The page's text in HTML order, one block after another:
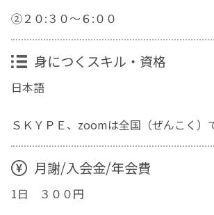
②２０:３０～６:００
身につくスキル・資格
日本語
ＳＫＹＰＥ、zoomは全国（ぜんこく）
月謝/入会金/年会費
1日 ３００円